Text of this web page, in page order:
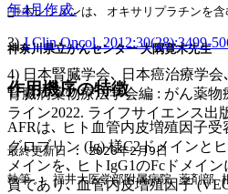
年4月作成.
3)J Clin Oncol. 2012;30(28):3499-
4) 日本腎臓学会､ 日本癌治療学
腎臓病薬物療法学会編 : がん薬
ライン2022. ライフサイエンス出
最終更新日 : 2026年2月9日
執筆 : 福井大医学部附属病院 薬剤部
🧑‍⚕️本レジメンは､ オキサリプラチンを
神奈川県立がんセンター 大隅寛木先生
作用機序の特徴
AFRは､ ヒト血管内皮増殖因子受
グロブリン (Ig) 様C2ドメインと
メインを､ ヒトIgG1のFcドメイ
質であり､ 血管内皮増殖因子